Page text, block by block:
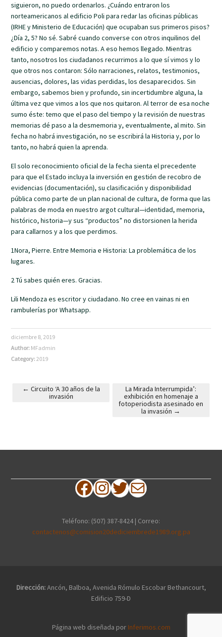
siguieron, no puedo ordenarlos. ¿Cuándo entraron los
norteamericanos al edificio Poli para redar las oficinas públicas
(IRHE y Ministerio de Educación) que ocupaban sus primeros pisos?
¿Día 2, 5? No sé. Sabré cuando converse con otros inquilinos del
edificio y comparemos notas. A eso hemos llegado. Mientras
tanto, nosotros los ciudadanos recurrimos a lo que sí vimos y lo
que otros nos contaron: Sólo narraciones, relatos, testimonios,
ausencias, dolores, las vidas perdidas, los desaparecidos. Sin
embargo, sabemos bien y profundo, sin incertidumbre alguna, la
última vez que vimos a los que nos quitaron. Al terror de esa noche
sumo éste: temo que el paso del tiempo y la revisión de nuestras
memorias dé paso a la desmemoria y, eventualmente, al mito. Sin
fecha no habrá investigación, no se escribirá la Historia y, por lo
tanto, no habrá quien la aprenda.
El solo reconocimiento oficial de la fecha sienta el precedente
para que el Estado incluya la inversión en gestión de recobro de
evidencias (documentación), su clasificación y disponibilidad
pública como parte de un plan nacional de cultura, de forma que las
palabras de moda en nuestro argot cultural—identidad, memoria,
histórico, historia—y sus “productos” no distorsionen la herida
para callarnos y a los que perdimos.
1Nora, Pierre. Entre Memoria e Historia: La problemática de los
lugares.
2 Tú sabes quién eres. Gracias.
Lili Mendoza es escritor y ciudadano. No cree en vainas ni en
rambulerías por Whatsapp.
diciembre 8, 2019
Author: MFadmin
Category:2019
Post navigation
← Circuito ‘A 30 años de la
invasión
La Mirada Interrumpida’:
exhibición en homenaje a
fotoperiodista asesinado en
la invasión →
Facebook
Instagram
Twitter
Correo electrónico
Teléfono: (507) 387-8424 | Correo:
contactenos@comision20dediciembrede1989.org.pa
Dirección:Ancón, Balboa, Avenida Rómulo Escobar Bethancourt,
Edificio 759-D
Página web diseñada por Inferimos.com